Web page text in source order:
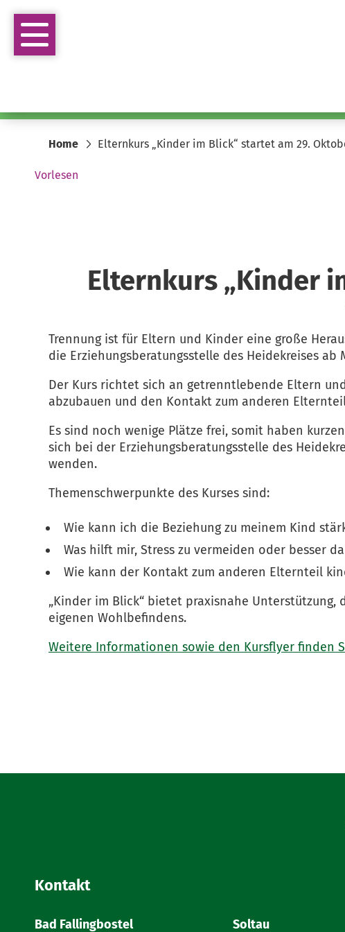
Home Elternkurs „Kinder im Blick“ startet am 29.
Vorlesen
Elternkurs „Kinder
Trennung ist für Eltern und Kinder eine große
die Erziehungsberatungsstelle des Heidekreises ab
Der Kurs richtet sich an getrenntlebende Eltern
abzubauen und den Kontakt zum anderen
Es sind noch wenige Plätze frei, somit haben
sich bei der Erziehungsberatungsstelle des
wenden.
Themenschwerpunkte des Kurses sind:
Wie kann ich die Beziehung zu meinem Kind
Was hilft mir, Stress zu vermeiden oder besser
Wie kann der Kontakt zum anderen Elternteil
„Kinder im Blick“ bietet praxisnahe
eigenen Wohlbefindens.
Weitere Informationen sowie den Kursflyer finden
Kontakt
Bad Fallingbostel Soltau